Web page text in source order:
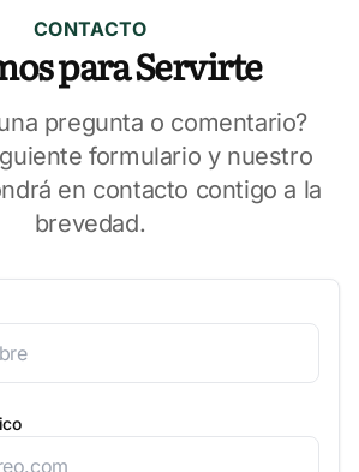
CONTACTO
para Servirte
pregunta o comentario?
formulario y nuestro
en contacto contigo a la
brevedad.